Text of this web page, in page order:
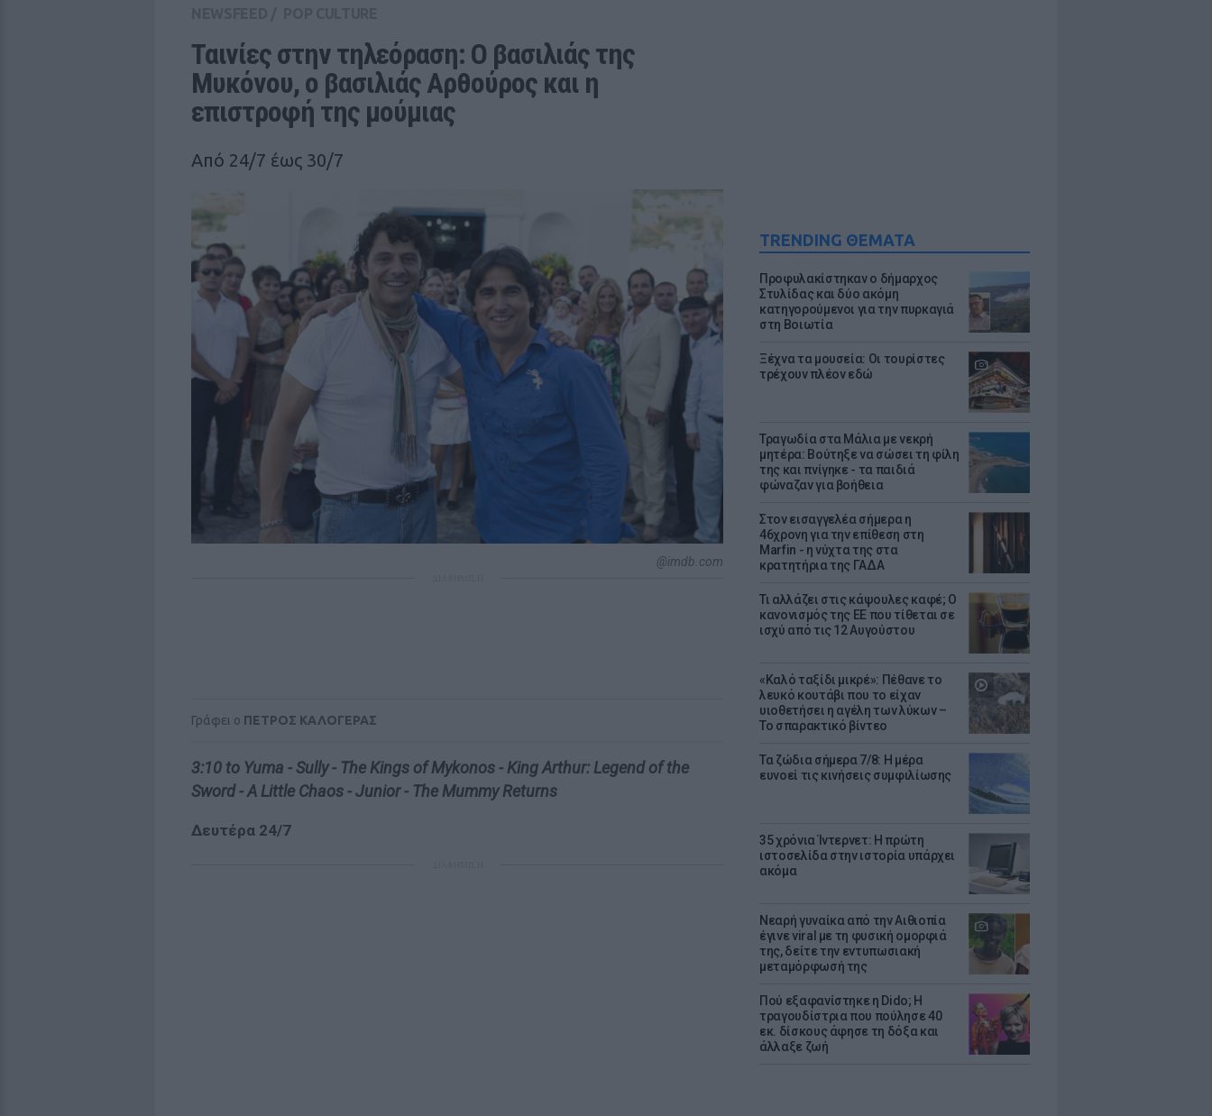
TRENDING ΘΕΜΑΤΑ
Προφυλακίστηκαν ο δήμαρχος
Στυλίδας και δύο ακόμη
κατηγορούμενοι για την πυρκαγιά
στη Βοιωτία
Ξέχνα τα μουσεία: Οι τουρίστες
τρέχουν πλέον εδώ
Τραγωδία στα Μάλια με νεκρή
μητέρα: Βούτηξε να σώσει τη φίλη
της και πνίγηκε - τα παιδιά
φώναζαν για βοήθεια
Στον εισαγγελέα σήμερα η
46χρονη για την επίθεση στη
Marfin - η νύχτα της στα
κρατητήρια της ΓΑΔΑ
Τι αλλάζει στις κάψουλες καφέ; Ο
κανονισμός της ΕΕ που τίθεται σε
ισχύ από τις 12 Αυγούστου
«Καλό ταξίδι μικρέ»: Πέθανε το
λευκό κουτάβι που το είχαν
υιοθετήσει η αγέλη των λύκων –
Το σπαρακτικό βίντεο
Τα ζώδια σήμερα 7/8: Η μέρα
ευνοεί τις κινήσεις συμφιλίωσης
35 χρόνια Ίντερνετ: Η πρώτη
ιστοσελίδα στην ιστορία υπάρχει
ακόμα
Νεαρή γυναίκα από την Αιθιοπία
έγινε viral με τη φυσική ομορφιά
της, δείτε την εντυπωσιακή
μεταμόρφωσή της
Πού εξαφανίστηκε η Dido; Η
τραγουδίστρια που πούλησε 40
εκ. δίσκους άφησε τη δόξα και
άλλαξε ζωή
Ταινίες στην τηλεόραση: Ο βασιλιάς της
Μυκόνου, ο βασιλιάς Αρθούρος και η
επιστροφή της μούμιας
Από 24/7 έως 30/7
@imdb.com
Γράφει ο ΠΕΤΡΟΣ ΚΑΛΟΓΕΡΑΣ
3:10 to Yuma - Sully - The Kings of Mykonos - King Arthur: Legend of the
Sword - A Little Chaos - Junior - The Mummy Returns
Δευτέρα 24/7